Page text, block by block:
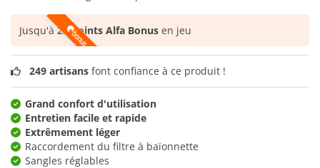
Jusqu'à23 points Alfa Bonus en jeu
249 artisans font confiance à ce produit !
Grand confort d'utilisation
Entretien facile et rapide
Extrêmement léger
Raccordement du filtre à baïonnette
Sangles réglables